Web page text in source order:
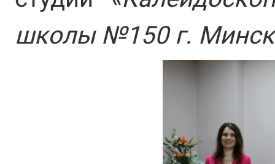
школы №150 г.